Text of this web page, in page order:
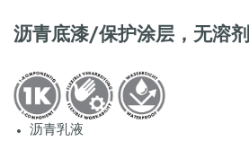
沥青底漆/保护涂层，无溶剂
沥青乳液